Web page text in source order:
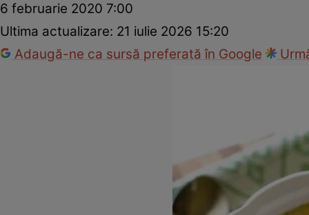
6 februarie 2020 7:00
Ultima actualizare: 21 iulie 2026 15:20
Adaugă-ne ca sursă preferată în Google